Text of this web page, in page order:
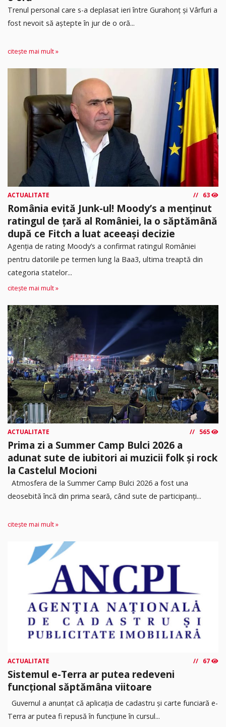
Trenul personal care s-a deplasat ieri între Gurahonț și Vârfuri a
fost nevoit să aștepte în jur de o oră...
citește mai mult »
ACTUALITATE 63
România evită Junk-ul! Moody’s a menținut
ratingul de țară al României, la o săptămână
după ce Fitch a luat aceeași decizie
Agenția de rating Moody’s a confirmat ratingul României
pentru datoriile pe termen lung la Baa3, ultima treaptă din
categoria statelor...
citește mai mult »
ACTUALITATE 565
Prima zi a Summer Camp Bulci 2026 a
adunat sute de iubitori ai muzicii folk și rock
la Castelul Mocioni
Atmosfera de la Summer Camp Bulci 2026 a fost una
deosebită încă din prima seară, când sute de participanți...
citește mai mult »
ACTUALITATE 67
Sistemul e-Terra ar putea redeveni
funcțional săptămâna viitoare
Guvernul a anunțat că aplicația de cadastru și carte funciară e-
Terra ar putea fi repusă în funcțiune în cursul...